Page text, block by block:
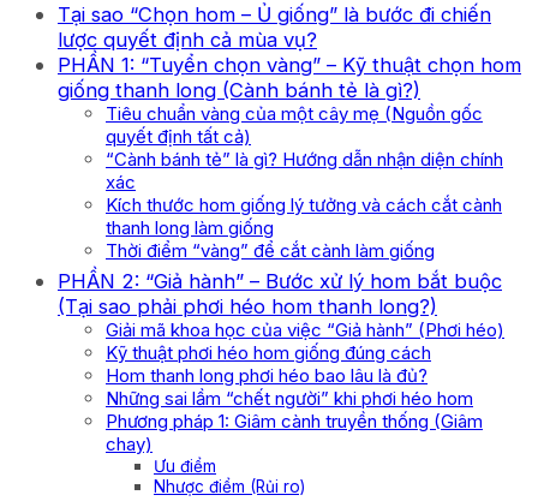
Tại sao “Chọn hom – Ủ giống” là bước đi chiến
lược quyết định cả mùa vụ?
PHẦN 1: “Tuyển chọn vàng” – Kỹ thuật chọn hom
giống thanh long (Cành bánh tẻ là gì?)
Tiêu chuẩn vàng của một cây mẹ (Nguồn gốc
quyết định tất cả)
“Cành bánh tẻ” là gì? Hướng dẫn nhận diện chính
xác
Kích thước hom giống lý tưởng và cách cắt cành
thanh long làm giống
Thời điểm “vàng” để cắt cành làm giống
PHẦN 2: “Giả hành” – Bước xử lý hom bắt buộc
(Tại sao phải phơi héo hom thanh long?)
Giải mã khoa học của việc “Giả hành” (Phơi héo)
Kỹ thuật phơi héo hom giống đúng cách
Hom thanh long phơi héo bao lâu là đủ?
Những sai lầm “chết người” khi phơi héo hom
Phương pháp 1: Giâm cành truyền thống (Giâm
chay)
Ưu điểm
Nhược điểm (Rủi ro)